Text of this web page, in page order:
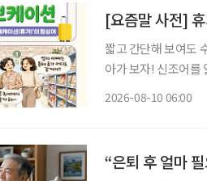
[요즘말 사전]
짧고 간단해 보여도
아가 보자! 신조어를
2026-08-10 06:00
“은퇴 후 얼마